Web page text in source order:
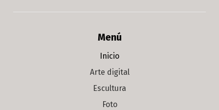
Menú
Inicio
Arte digital
Escultura
Foto